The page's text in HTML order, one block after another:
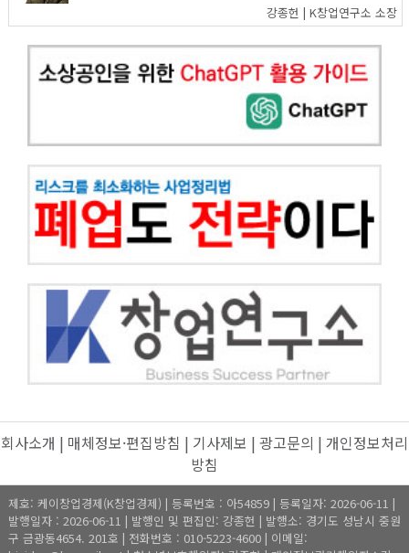
강종헌 | K창업연구소 소장
회사소개 | 매체정보·편집방침 | 기사제보 | 광고문의 | 개인정보처리
방침
제호: 케이창업경제(K창업경제) | 등록번호 : 아54859 | 등록일자: 2026-06-11 |
발행일자 : 2026-06-11 | 발행인 및 편집인: 강종헌 | 발행소: 경기도 성남시 중원
구 금광동4654. 201호 | 전화번호 : 010-5223-4600 | 이메일: